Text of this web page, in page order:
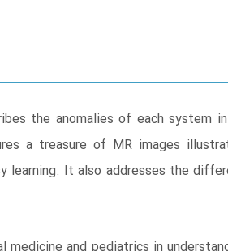
the anomalies of each system
a treasure of MR images
learning. It also addresses the